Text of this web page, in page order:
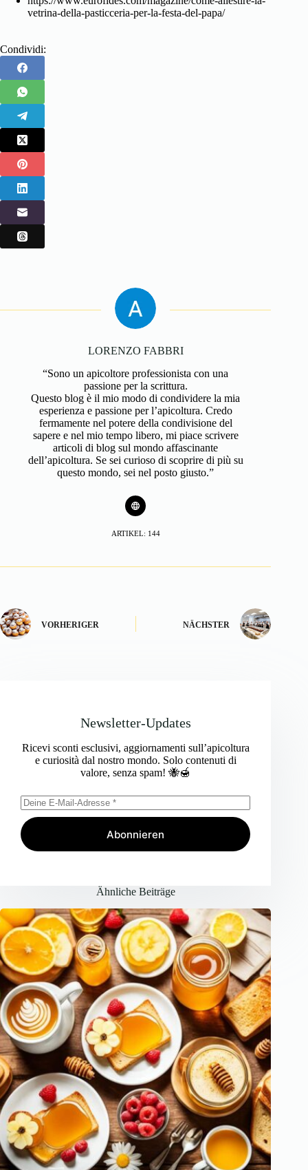
vetrina-della-pasticceria-per-la-festa-del-papa/
Condividi:
LORENZO FABBRI
“Sono un apicoltore professionista con una
passione per la scrittura.
Questo blog è il mio modo di condividere la mia
esperienza e passione per l’apicoltura. Credo
fermamente nel potere della condivisione del
sapere e nel mio tempo libero, mi piace scrivere
articoli di blog sul mondo affascinante
dell’apicoltura. Se sei curioso di scoprire di più su
questo mondo, sei nel posto giusto.”
ARTIKEL: 144
VORHERIGER NÄCHSTER
Newsletter-Updates
Ricevi sconti esclusivi, aggiornamenti sull’apicoltura
e curiosità dal nostro mondo. Solo contenuti di
valore, senza spam! 🐝🍯
Abonnieren
Ähnliche Beiträge